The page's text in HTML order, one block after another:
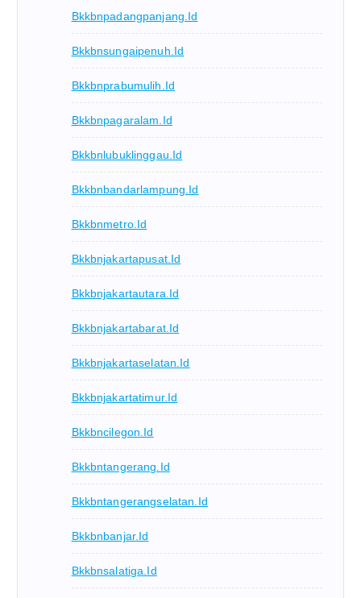
Bkkbnpadangpanjang.id
Bkkbnsungaipenuh.id
Bkkbnprabumulih.id
Bkkbnpagaralam.id
Bkkbnlubuklinggau.id
Bkkbnbandarlampung.id
Bkkbnmetro.id
Bkkbnjakartapusat.id
Bkkbnjakartautara.id
Bkkbnjakartabarat.id
Bkkbnjakartaselatan.id
Bkkbnjakartatimur.id
Bkkbncilegon.id
Bkkbntangerang.id
Bkkbntangerangselatan.id
Bkkbnbanjar.id
Bkkbnsalatiga.id